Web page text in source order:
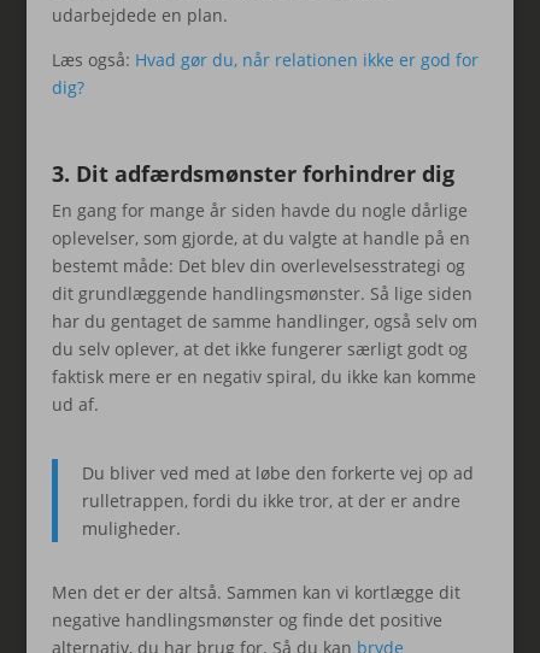
udarbejdede en plan.
Læs også: Hvad gør du, når relationen ikke er god for
dig?
3. Dit adfærdsmønster forhindrer dig
En gang for mange år siden havde du nogle dårlige
oplevelser, som gjorde, at du valgte at handle på en
bestemt måde: Det blev din overlevelsesstrategi og
dit grundlæggende handlingsmønster. Så lige siden
har du gentaget de samme handlinger, også selv om
du selv oplever, at det ikke fungerer særligt godt og
faktisk mere er en negativ spiral, du ikke kan komme
ud af.
Du bliver ved med at løbe den forkerte vej op ad
rulletrappen, fordi du ikke tror, at der er andre
muligheder.
Men det er der altså. Sammen kan vi kortlægge dit
negative handlingsmønster og finde det positive
alternativ, du har brug for. Så du kan bryde